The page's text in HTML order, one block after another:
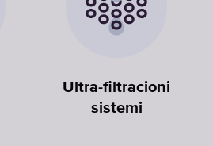
Ultra-filtracioni
sistemi